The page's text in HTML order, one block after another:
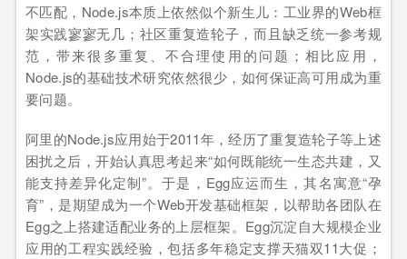
不匹配，Node.js本质上依然似个新生儿：工业界的Web框
架实践寥寥无几；社区重复造轮子，而且缺乏统一参考规
范，带来很多重复、不合理使用的问题；相比应用，
Node.js的基础技术研究依然很少，如何保证高可用成为重
要问题。
阿里的Node.js应用始于2011年，经历了重复造轮子等上述
困扰之后，开始认真思考起来“如何既能统一生态共建，又
能支持差异化定制”。于是，Egg应运而生，其名寓意“孕
育”，是期望成为一个Web开发基础框架，以帮助各团队在
Egg之上搭建适配业务的上层框架。Egg沉淀自大规模企业
应用的工程实践经验，包括多年稳定支撑天猫双11大促；